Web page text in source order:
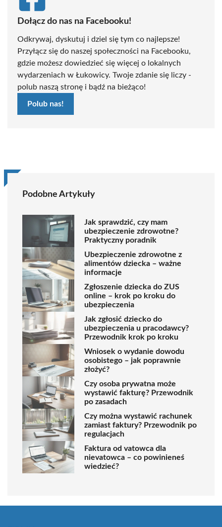
Dołącz do nas na Facebooku!
Odkrywaj, dyskutuj i dziel się tym co najlepsze!
Przyłącz się do naszej społeczności na Facebooku,
gdzie możesz dowiedzieć się więcej o lokalnych
wydarzeniach w Łukowicy. Twoje zdanie się liczy -
polub naszą stronę i bądź na bieżąco!
Polub nas!
Podobne Artykuły
Jak sprawdzić, czy mam
ubezpieczenie zdrowotne?
Praktyczny poradnik
Ubezpieczenie zdrowotne z
alimentów dziecka – ważne
informacje
Zgłoszenie dziecka do ZUS
online – krok po kroku do
ubezpieczenia
Jak zgłosić dziecko do
ubezpieczenia u pracodawcy?
Przewodnik krok po kroku
Wniosek o wydanie dowodu
osobistego – jak poprawnie
złożyć?
Czy osoba prywatna może
wystawić fakturę? Przewodnik
po zasadach
Czy można wystawić rachunek
zamiast faktury? Przewodnik po
regulacjach
Faktura od vatowca dla
nievatowca – co powinieneś
wiedzieć?